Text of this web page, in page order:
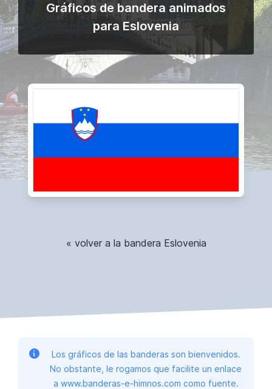
Gráficos de bandera animados
para Eslovenia
« volver a la bandera Eslovenia
Los gráficos de las banderas son bienvenidos.
No obstante, le rogamos que facilite un enlace
a www.banderas-e-himnos.com como fuente.